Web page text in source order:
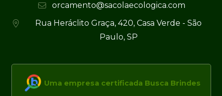
orcamento@sacolaecologica.com
Rua Heráclito Graça, 420, Casa Verde - São
Paulo, SP
Uma empresa certificada Busca Brindes